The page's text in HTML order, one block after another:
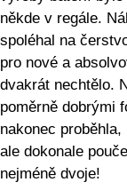
někde v regále.
spoléhal na
pro nové a
dvakrát nechtělo.
poměrně dobrými
nakonec
ale dokonale
nejméně dvoje!